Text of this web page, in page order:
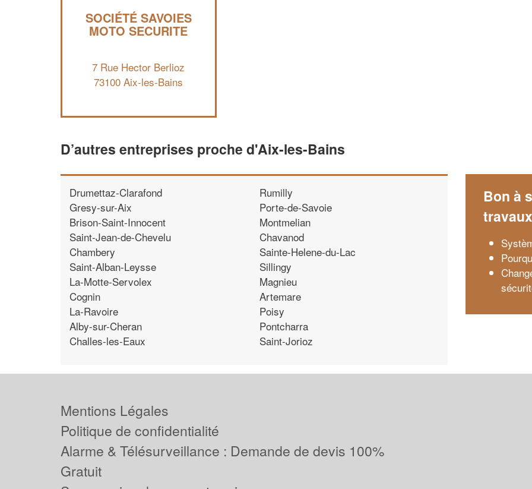
SOCIÉTÉ SAVOIES
MOTO SECURITE
7 Rue Hector Berlioz
73100 Aix-les-Bains
D’autres entreprises proche d'Aix-les-Bains
Drumettaz-Clarafond
Gresy-sur-Aix
Brison-Saint-Innocent
Saint-Jean-de-Chevelu
Chambery
Saint-Alban-Leysse
La-Motte-Servolex
Cognin
La-Ravoire
Alby-sur-Cheran
Challes-les-Eaux
Rumilly
Porte-de-Savoie
Montmelian
Chavanod
Sainte-Helene-du-Lac
Sillingy
Magnieu
Artemare
Poisy
Pontcharra
Saint-Jorioz
Bon à
travaux
Mentions Légales
Politique de confidentialité
Alarme & Télésurveillance : Demande de devis 100%
Gratuit